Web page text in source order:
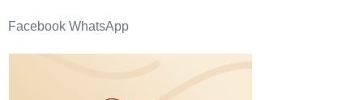
Facebook WhatsApp